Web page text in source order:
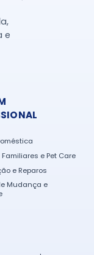
e
e Pet Care
e Reparos
Mudança e